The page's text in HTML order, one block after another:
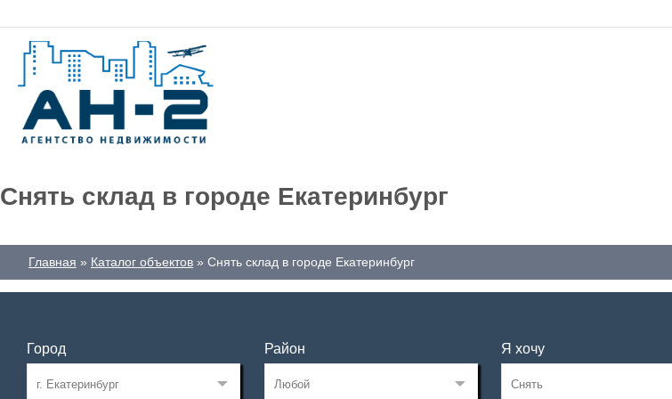
Снять склад в городе Екатеринбург
Главная Каталог объектов Снять склад в городе Екатеринбург
Город Район Я хочу